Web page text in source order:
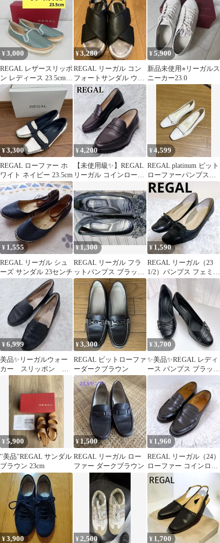
¥3,000
REGAL レザースリッポ
ン レディース 23.5cm
パンチングレザー
¥3,280
REGAL リーガル コン
フォートサンダル ウェ
ッジソールブラック
¥5,900
新品未使用⭐︎リーガルス
ニーカー23.0
¥3,300
REGAL ローファー ホ
ワイト ネイビー 23.5cm
¥4,200
【未使用級✨】REGAL
リーガル コインローフ
¥4,599
REGAL platinum ビット
ローファーパンプス
23.0cm
¥ 1,555
REGAL リーガル シュ
ーズ サンダル 23センチ
¥1,300
REGAL リーガル フラ
ットパンプス ブラック
24cm
¥1,590
REGAL リーガル（23
1/2）パンプス フェミニ
ン リボンモチーフ
¥6,999
美品✨リーガルウォー
カー スリッポン
幅広 EEE 黒 24 モ
カシン
¥3,300
REGAL ビットローファ
ーダークブラウン
¥3,700
✨美品✨REGAL レディ
ース パンプス ブラッ
¥5,900
''美品''REGAL サンダル
ブラウン 23cm
¥1,500
REGAL リーガル ロー
ファー ダークブラウン
¥ 1,960
REGAL リーガル（24）
ローファー コインロー
ファー ペニーローファ
ー
¥3,900 ¥ 2,500 ¥ 1,700